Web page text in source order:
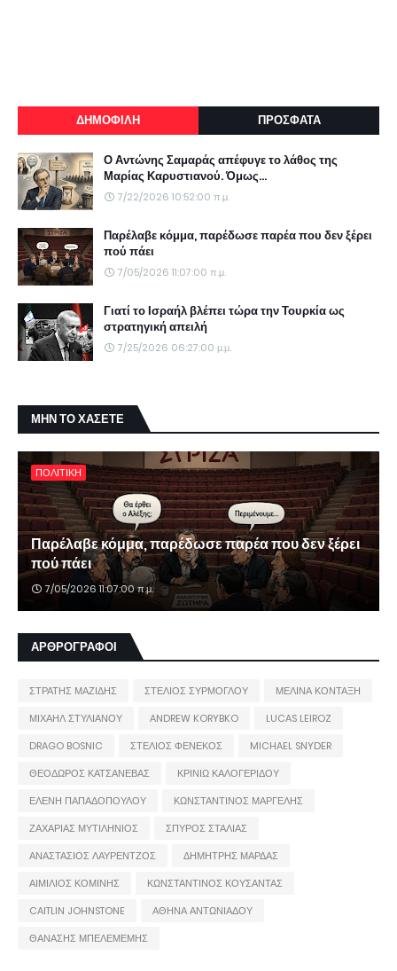
ΔΗΜΟΦΙΛΗ ΠΡΟΣΦΑΤΑ
Ο Αντώνης Σαμαράς απέφυγε το λάθος της
Μαρίας Καρυστιανού. Όμως...
7/22/2026 10:52:00 π.μ.
Παρέλαβε κόμμα, παρέδωσε παρέα που δεν ξέρει
πού πάει
7/05/2026 11:07:00 π.μ.
Γιατί το Ισραήλ βλέπει τώρα την Τουρκία ως
στρατηγική απειλή
7/25/2026 06:27:00 μ.μ.
ΜΗΝ ΤΟ ΧΑΣΕΤΕ
ΠΟΛΙΤΙΚΗ
Παρέλαβε κόμμα, παρέδωσε παρέα που δεν ξέρει
πού πάει
7/05/2026 11:07:00 π.μ.
ΑΡΘΡΟΓΡΑΦΟΙ
ΣΤΡΑΤΗΣ ΜΑΖΙΔΗΣ ΣΤΕΛΙΟΣ ΣΥΡΜΟΓΛΟΥ
ΜΕΛΙΝΑ ΚΟΝΤΑΞΗ
ΜΙΧΑΗΛ ΣΤΥΛΙΑΝΟΥ
ANDREW KORYBKO
LUCAS LEIROZ
DRAGO BOSNIC
ΣΤΕΛΙΟΣ ΦΕΝΕΚΟΣ
MICHAEL SNYDER
ΘΕΟΔΩΡΟΣ ΚΑΤΣΑΝΕΒΑΣ
ΚΡΙΝΙΩ ΚΑΛΟΓΕΡΙΔΟΥ
ΕΛΕΝΗ ΠΑΠΑΔΟΠΟΥΛΟΥ
ΚΩΝΣΤΑΝΤΙΝΟΣ ΜΑΡΓΕΛΗΣ
ΖΑΧΑΡΙΑΣ ΜΥΤΙΛΗΝΙΟΣ
ΣΠΥΡΟΣ ΣΤΑΛΙΑΣ
ΑΝΑΣΤΑΣΙΟΣ ΛΑΥΡΕΝΤΖΟΣ
ΔΗΜΗΤΡΗΣ ΜΑΡΔΑΣ
ΑΙΜΙΛΙΟΣ ΚΟΜΙΝΗΣ
ΚΩΝΣΤΑΝΤΙΝΟΣ ΚΟΥΣΑΝΤΑΣ
CAITLIN JOHNSTONE
ΑΘΗΝΑ ΑΝΤΩΝΙΑΔΟΥ
ΘΑΝΑΣΗΣ ΜΠΕΛΕΜΕΜΗΣ